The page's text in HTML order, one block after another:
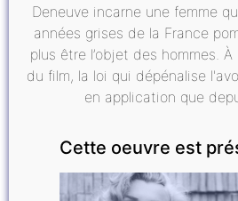
Deneuve incarne une femme
années grises de la France
plus être l’objet des hommes.
du film, la loi qui dépénalise
en application que
Cette oeuvre est